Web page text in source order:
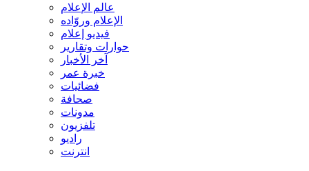
عالم الإعلام
الإعلام وروّاده
فيديو إعلام
حوارات وتقارير
آخر الأخبار
خبرة عمر
فضائيات
صحافة
مدونات
تلفزيون
راديو
انترنت